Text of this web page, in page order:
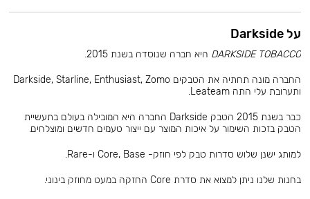
על Darkside
DARKSIDE TOBACCO היא חברה שנוסדה בשנת 2015.
החברה מונה תחתיה את הטבקים Darkside, Starline, Enthusiast, Zomo
ותערובת עלי התה Leateam.
כבר בשנת 2015 הטבק Darkside החברה היא המובילה בעולם בתעשיית
הטבק בזכות השימור על איכות המוצר עם ייצור טעמים חדשים ומוצלחים.
למותג ישנן שלוש סדרות טבק לפי חוזק- Core, Base ו-Rare.
בחנות שלנו ניתן למצוא את סדרת Core החזקה במעט מחוזק בינוני.